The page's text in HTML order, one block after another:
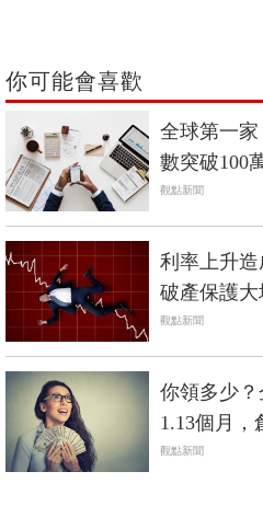
你可能會喜歡
全球第一
數突破100
觀點新聞
利率上升
破產保護大
觀點新聞
你領多少
1.13個月，
年終
觀點新聞